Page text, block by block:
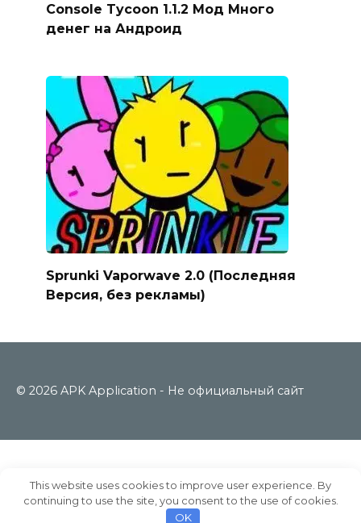
Console Tycoon 1.1.2 Мод Много
денег на Андроид
Sprunki Vaporwave 2.0 (Последняя
Версия, без рекламы)
© 2026 APK Application - Не официальный сайт
This website uses cookies to improve user experience. By
continuing to use the site, you consent to the use of cookies.
OK